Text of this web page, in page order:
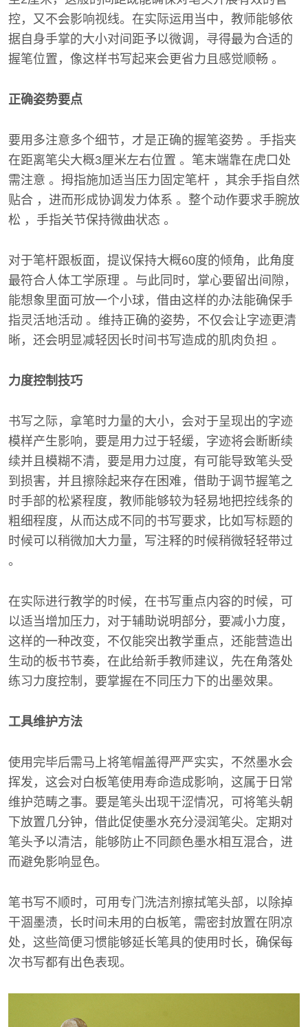
控，又不会影响视线。在实际运用当中，教师能够依
据自身手掌的大小对间距予以微调，寻得最为合适的
握笔位置，像这样书写起来会更省力且感觉顺畅 。
正确姿势要点
要用多注意多个细节，才是正确的握笔姿势 。手指夹
在距离笔尖大概3厘米左右位置 。笔末端靠在虎口处
需注意 。拇指施加适当压力固定笔杆 ，其余手指自然
贴合 ，进而形成协调发力体系 。整个动作要求手腕放
松 ，手指关节保持微曲状态 。
对于笔杆跟板面，提议保持大概60度的倾角，此角度
最符合人体工学原理 。与此同时，掌心要留出间隙，
能想象里面可放一个小球，借由这样的办法能确保手
指灵活地活动 。维持正确的姿势，不仅会让字迹更清
晰，还会明显减轻因长时间书写造成的肌肉负担 。
力度控制技巧
书写之际，拿笔时力量的大小，会对于呈现出的字迹
模样产生影响，要是用力过于轻缓，字迹将会断断续
续并且模糊不清，要是用力过度，有可能导致笔头受
到损害，并且擦除起来存在困难，借助于调节握笔之
时手部的松紧程度，教师能够较为轻易地把控线条的
粗细程度，从而达成不同的书写要求，比如写标题的
时候可以稍微加大力量，写注释的时候稍微轻轻带过
。
在实际进行教学的时候，在书写重点内容的时候，可
以适当增加压力，对于辅助说明部分，要减小力度，
这样的一种改变，不仅能突出教学重点，还能营造出
生动的板书节奏，在此给新手教师建议，先在角落处
练习力度控制，要掌握在不同压力下的出墨效果。
工具维护方法
使用完毕后需马上将笔帽盖得严严实实，不然墨水会
挥发，这会对白板笔使用寿命造成影响，这属于日常
维护范畴之事。要是笔头出现干涩情况，可将笔头朝
下放置几分钟，借此促使墨水充分浸润笔尖。定期对
笔头予以清洁，能够防止不同颜色墨水相互混合，进
而避免影响显色。
笔书写不顺时，可用专门洗洁剂擦拭笔头部，以除掉
干涸墨渍，长时间未用的白板笔，需密封放置在阴凉
处，这些简便习惯能够延长笔具的使用时长，确保每
次书写都有出色表现。